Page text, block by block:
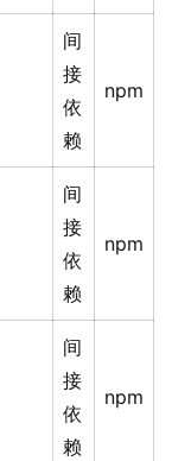
间
接
依
赖
npm
间
接
依
赖
npm
间
接
依
赖
npm